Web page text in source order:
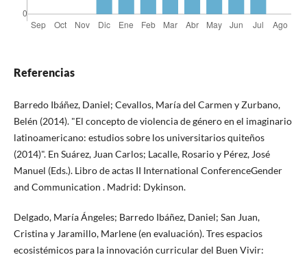
Referencias
Barredo Ibáñez, Daniel; Cevallos, María del Carmen y Zurbano,
Belén (2014). "El concepto de violencia de género en el imaginario
latinoamericano: estudios sobre los universitarios quiteños
(2014)". En Suárez, Juan Carlos; Lacalle, Rosario y Pérez, José
Manuel (Eds.). Libro de actas II International ConferenceGender
and Communication . Madrid: Dykinson.
Delgado, María Ángeles; Barredo Ibáñez, Daniel; San Juan,
Cristina y Jaramillo, Marlene (en evaluación). Tres espacios
ecosistémicos para la innovación curricular del Buen Vivir: